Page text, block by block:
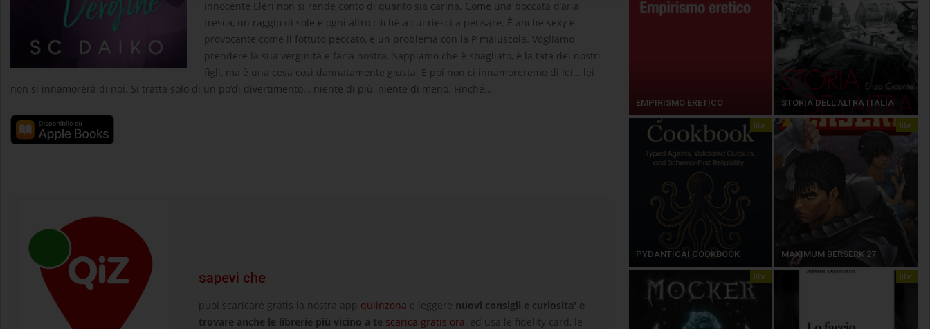
innocente Eleri non si rende conto di quanto sia carina. Come una boccata d’aria
fresca, un raggio di sole e ogni altro cliché a cui riesci a pensare. È anche sexy e
provocante come il fottuto peccato, e un problema con la P maiuscola. Vogliamo
prendere la sua verginità e farla nostra. Sappiamo che è sbagliato, è la tata dei nostri
figli, ma è una cosa così dannatamente giusta. E poi non ci innamoreremo di lei… lei
non si innamorerà di noi. Si tratta solo di un po’di divertimento… niente di più, niente di meno. Finché…
sapevi che
puoi scaricare gratis la nostra app quiinzona e leggere nuovi consigli e curiosita' e
trovare anche le librerie più vicino a te scarica gratis ora, ed usa le fidelity card, le
EMPIRISMO ERETICO STORIA DELL’ALTRA ITALIA
libri
PYDANTICAI COOKBOOK
libri
MAXIMUM BERSERK 27
libri libri